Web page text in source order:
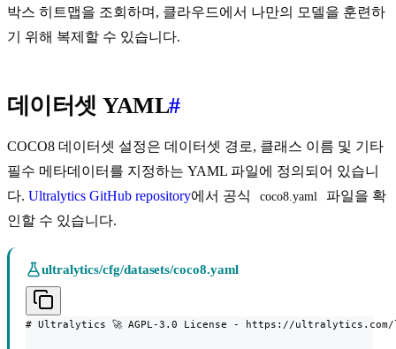
박스 히트맵을 조회하며, 클라우드에서 나만의 모델을 훈련하
기 위해 복제할 수 있습니다.
데이터셋 YAML#
COCO8 데이터셋 설정은 데이터셋 경로, 클래스 이름 및 기타
필수 메타데이터를 지정하는 YAML 파일에 정의되어 있습니
다. Ultralytics GitHub repository에서 공식 coco8.yaml
파일을 확
인할 수 있습니다.
ultralytics/cfg/datasets/coco8.yaml
# Ultralytics 🚀 AGPL-3.0 License - https://ultralytics.com/